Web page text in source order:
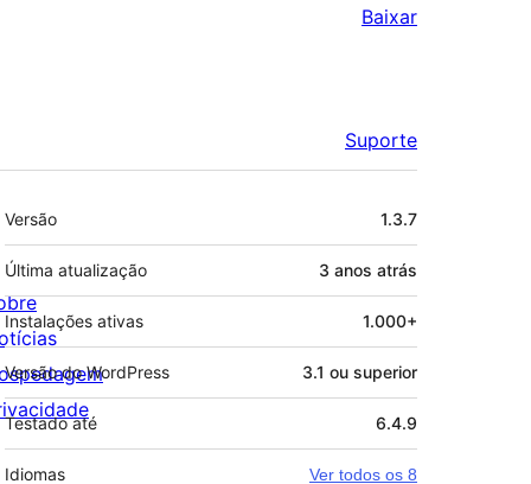
Baixar
Suporte
Meta
Versão 1.3.7
Última atualização 3 anos atrás
Instalações ativas 1.000+
Versão do WordPress 3.1 ou superior
Testado até 6.4.9
Idiomas Ver todos os 8